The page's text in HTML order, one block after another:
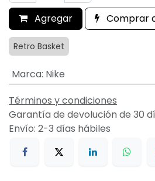
Agregar Comprar
Retro Basket
Marca: Nike
Términos y condiciones
Garantía de devolución de 30
Envío: 2-3 días hábiles